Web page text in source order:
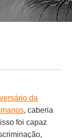
da
, caberia
foi capaz